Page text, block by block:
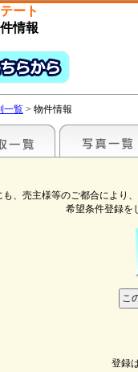
ート
情報
一覧 > 物件情報
も、売主様等のご都合により
希望条件登録を
登録